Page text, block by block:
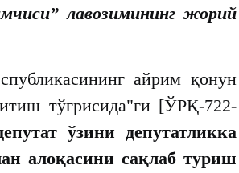
лавозимининг жорий
айрим қонун
тўғрисида"ги [ЎРҚ-722-
ўзини депутатликка
алоқасини сақлаб туриш